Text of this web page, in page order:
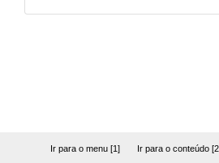
PPA - Plano
Ir para o menu [1] Ir para o conteúdo